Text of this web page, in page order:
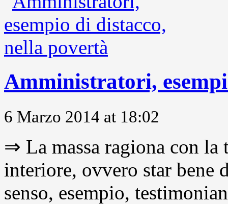
Amministratori,
6 Marzo 2014 at 18:02
⇒ La massa ragiona con
interiore, ovvero star
senso, esempio,